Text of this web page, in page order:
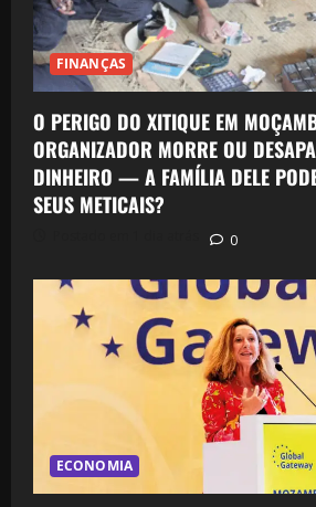
FINANÇAS
O PERIGO DO XITIQUE EM
ORGANIZADOR MORRE OU
DINHEIRO — A FAMÍLIA DELE
SEUS METICAIS?
0
ECONOMIA